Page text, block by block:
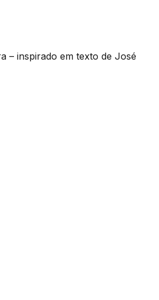
– inspirado em texto de José